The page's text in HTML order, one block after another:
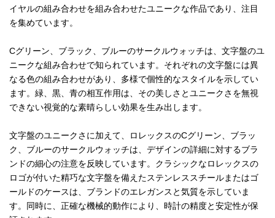
イヤルの組み合わせを組み合わせたユニークな作品であり、注目
を集めています。
Cグリーン、ブラック、ブルーのサークルウォッチは、文字盤のユ
ニークな組み合わせで知られています。それぞれの文字盤には異
なる色の組み合わせがあり、多様で個性的なスタイルを示してい
ます。緑、黒、青の相互作用は、その美しさとユニークさを無視
できない視覚的な素晴らしい効果を生み出します。
文字盤のユニークさに加えて、ロレックスのCグリーン、ブラッ
ク、ブルーのサークルウォッチは、デザインの詳細に対するブラ
ンドの細心の注意を反映しています。クラシックなロレックスの
ロゴが付いた精巧な文字盤を備えたステンレススチールまたはゴ
ールドのケースは、ブランドのエレガンスと気質を示していま
す。同時に、正確な機械的動作により、時計の精度と安定性が保